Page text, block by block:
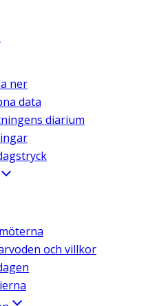
ner
data
diarium
och villkor